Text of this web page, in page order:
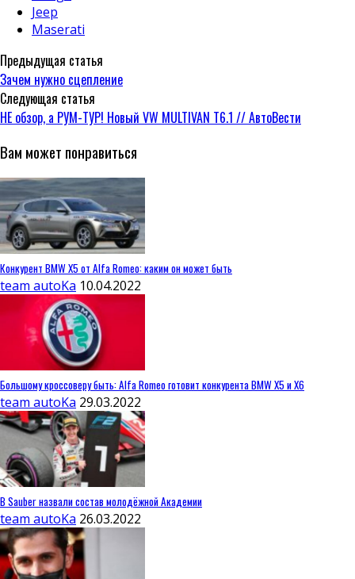
Jeep
Maserati
Предыдущая статья
Зачем нужно сцепление
Следующая статья
НЕ обзор, а РУМ-ТУР! Новый VW MULTIVAN T6.1 // АвтоВести
Вам может понравиться
Конкурент BMW X5 от Alfa Romeo: каким он может быть
team autoKa 10.04.2022
Большому кроссоверу быть: Alfa Romeo готовит конкурента BMW X5 и X6
team autoKa 29.03.2022
В Sauber назвали состав молодёжной Академии
team autoKa 26.03.2022